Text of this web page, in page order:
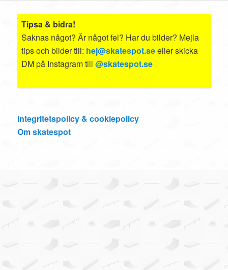
Tipsa & bidra!
Saknas något? Är något fel? Har du bilder? Mejla
tips och bilder till: hej@skatespot.seeller skicka
DM på Instagram till@skatespot.se
Integritetspolicy & cookiepolicy
Om skatespot